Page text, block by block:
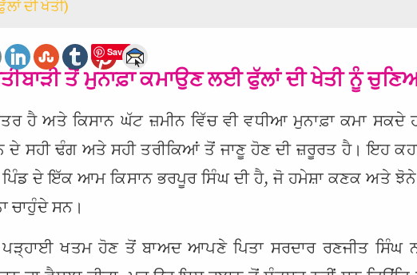
ਦੀ ਖੇਤੀ)
Save
ਤੋਂ ਮੁਨਾਫ਼ਾ ਕਮਾਉਣ ਲਈ ਫੁੱਲਾਂ ਦੀ ਖੇਤੀ ਨੂੰ
ਹੈ ਅਤੇ ਕਿਸਾਨ ਘੱਟ ਜ਼ਮੀਨ ਵਿੱਚ ਵੀ ਵਧੀਆ ਮੁਨਾਫ਼ਾ ਕਮਾ ਸਕਦੇ
ਦੇ ਸਹੀ ਢੰਗ ਅਤੇ ਸਹੀ ਤਰੀਕਿਆਂ ਤੋਂ ਜਾਣੂ ਹੋਣ ਦੀ ਜ਼ਰੂਰਤ ਹੈ। ਇਹ
ਦੇ ਇੱਕ ਆਮ ਕਿਸਾਨ ਭਰਪੂਰ ਸਿੰਘ ਦੀ ਹੈ, ਜੋ ਹਮੇਸ਼ਾ ਕਣਕ ਅਤੇ ਝੋਨੇ
ਚਾਹੁੰਦੇ ਸਨ।
ਖਤਮ ਹੋਣ ਤੋਂ ਬਾਅਦ ਆਪਣੇ ਪਿਤਾ ਸਰਦਾਰ ਰਣਜੀਤ ਸਿੰਘ